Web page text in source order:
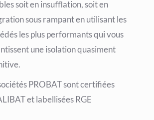
soit en insuﬄation, soit en
sous rampant en utilisant les
les plus performants qui vous
une isolation quasiment
PROBAT sont certifiées
et labellisées RGE